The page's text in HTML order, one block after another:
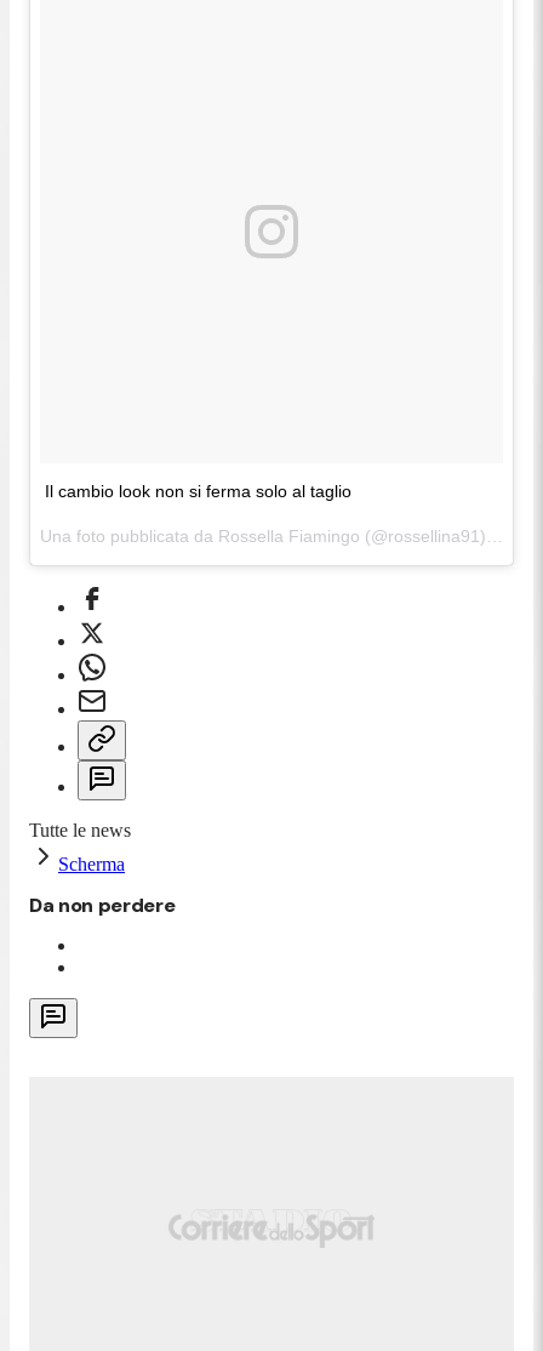
Il cambio look non si ferma solo al taglio
Una foto pubblicata da Rossella Fiamingo (@rossellina91) in data:
Tutte le news
Scherma
Da non perdere